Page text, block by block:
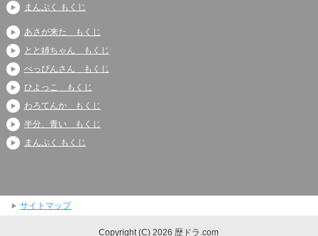
まんぷく もくじ
あさが来た もくじ
とと姉ちゃん もくじ
べっぴんさん もくじ
ひよっこ もくじ
わろてんか もくじ
半分、青い もくじ
まんぷく もくじ
サイトマップ
Copyright (C) 2026 歴ドラ.com